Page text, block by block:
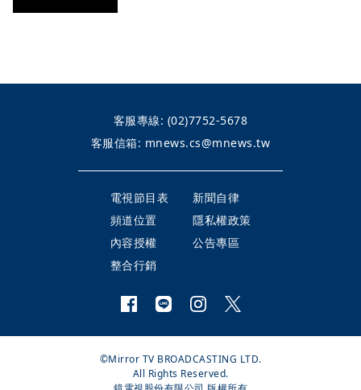
客服專線: (02)7752-5678
客服信箱: mnews.cs@mnews.tw
電視節目表
新聞自律
頻道位置
隱私權政策
內容授權
公告專區
整合行銷
©Mirror TV BROADCASTING LTD.
All Rights Reserved.